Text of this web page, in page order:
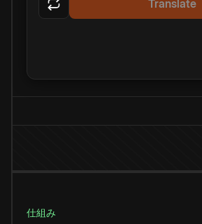
Translate
仕組み